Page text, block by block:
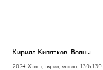
Кирилл Кипятков. Волны
2024 Холст, акрил, масло. 130х130